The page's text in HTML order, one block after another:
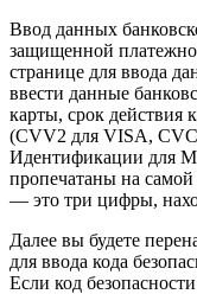
Ввод данных
защищенной
странице для ввода
ввести данные
карты, срок действия
(CVV2 для VISA,
Идентификации для
пропечатаны на самой
— это три цифры,
Далее вы будете
для ввода кода
Если код